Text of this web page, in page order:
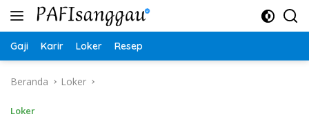
Langsung
Gaji Karir Loker Resep
Beranda Loker
Loker